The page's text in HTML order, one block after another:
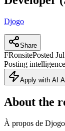
Djogo
Share
FRonsitePosted
Posting intelligence
Apply with AI
About the
À propos de